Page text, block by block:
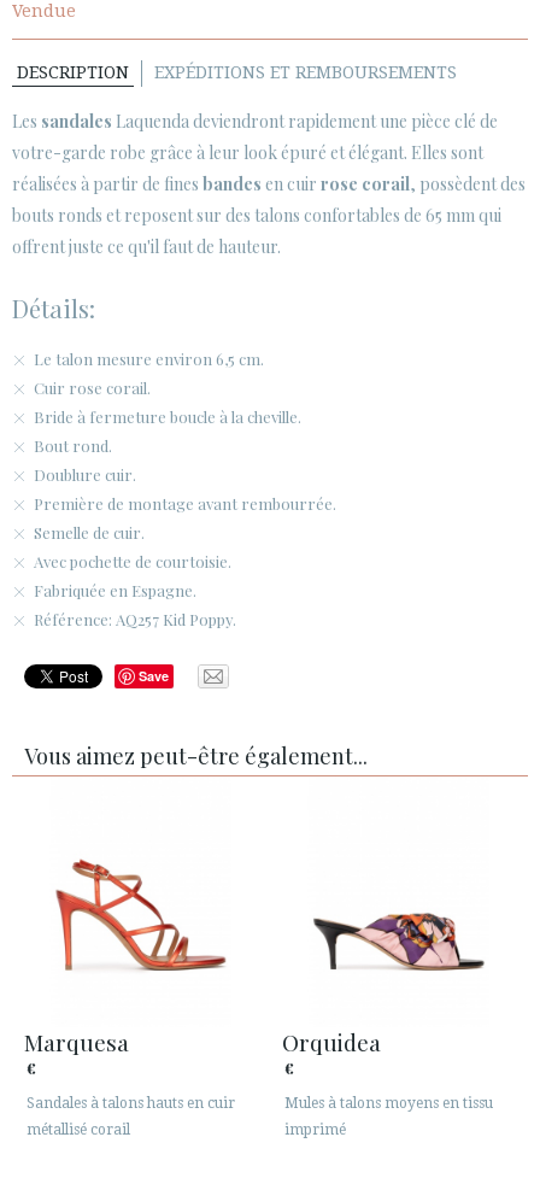
     
SECURE WEB SSL CERTIFICATE © 2026 PURA LOPEZ
Vendue
DESCRIPTION EXPÉDITIONS ET REMBOURSEMENTS
Les sandales Laquenda deviendront rapidement une pièce clé de
votre-garde robe grâce à leur look épuré et élégant. Elles sont
réalisées à partir de fines bandes en cuir rose corail, possèdent des
bouts ronds et reposent sur des talons confortables de 65 mm qui
offrent juste ce qu'il faut de hauteur.
Détails:
Le talon mesure environ 6,5 cm.
Cuir rose corail.
Bride à fermeture boucle à la cheville.
Bout rond.
Doublure cuir.
Première de montage avant rembourrée.
Semelle de cuir.
Avec pochette de courtoisie.
Fabriquée en Espagne.
Référence: AQ257 Kid Poppy.
Save
Vous aimez peut-être également...
Marquesa
€
Sandales à talons hauts en cuir
métallisé corail
Orquidea
€
Mules à talons moyens en tissu
imprimé